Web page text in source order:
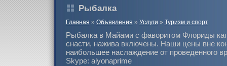
Рыбалка
Главная » Объявления » Услуги » Туризм и спорт
Рыбалка в Майами с фаворитом Флориды
снасти, нажива включены. Наши цены вне
наибольшее наслаждение от проведенного
Skype: alyonaprime